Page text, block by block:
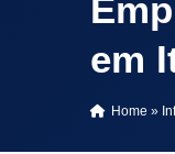
em
Home »